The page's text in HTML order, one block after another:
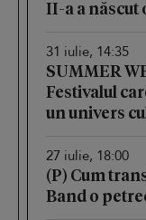
II-a a născut
31 iulie, 14:35
SUMMER
Festivalul
un univers
27 iulie, 18:00
(P) Cum
Band o